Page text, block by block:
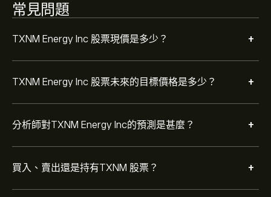
常見問題
TXNM Energy Inc 股票現價是多少？ +
TXNM Energy Inc 股票未來的目標價格是多少？ +
分析師對TXNM Energy Inc的預測是甚麼？ +
買入、賣出還是持有TXNM 股票？ +